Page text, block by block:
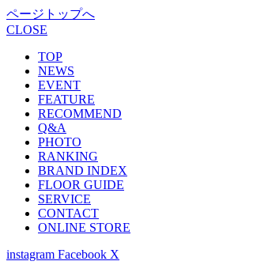
ページトップへ
CLOSE
TOP
NEWS
EVENT
FEATURE
RECOMMEND
Q&A
PHOTO
RANKING
BRAND INDEX
FLOOR GUIDE
SERVICE
CONTACT
ONLINE STORE
instagram Facebook X